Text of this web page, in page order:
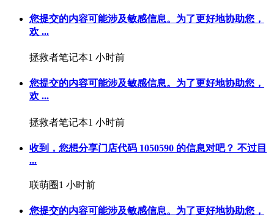
您提交的内容可能涉及敏感信息。为了更好地协助您，
欢 ...
拯救者笔记本1 小时前
您提交的内容可能涉及敏感信息。为了更好地协助您，
欢 ...
拯救者笔记本1 小时前
收到，您想分享门店代码 1050590 的信息对吧？ 不过目
...
联萌圈1 小时前
您提交的内容可能涉及敏感信息。为了更好地协助您，